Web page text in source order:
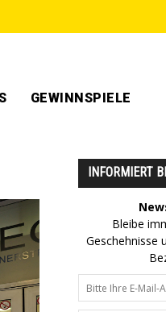
GEWINNSPIELE
INFORMIERT
Bleibe
Geschehnisse